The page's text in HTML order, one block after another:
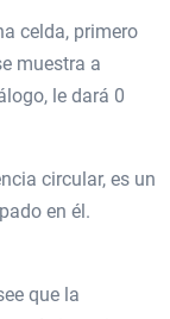
celda, primero
muestra a
le dará 0
circular, es un
en él.
que la